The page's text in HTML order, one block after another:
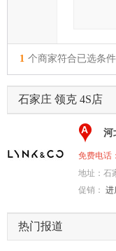
1 个商家符合已选条件
石家庄 领克 4S店
A 河
免费电话：
地址： 石
促销： 进
热门报道